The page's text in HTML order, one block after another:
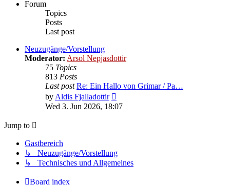
Forum
Topics
Posts
Last post
Neuzugänge/Vorstellung
Moderator: Arsol Nepjasdottir
75 Topics
813 Posts
Last post Re: Ein Hallo von Grimar / Pa…
by Aldis Fjalladottir
the
Wed 3. Jun 2026, 18:07
Jump to
Gastbereich
↳ Neuzugänge/Vorstellung
↳ Technisches und Allgemeines
Board index